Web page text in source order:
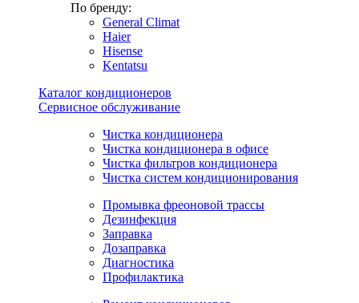
По бренду:
General Climat
Haier
Hisense
Kentatsu
Каталог кондиционеров
Сервисное обслуживание
Чистка кондиционера
Чистка кондиционера в офисе
Чистка фильтров кондиционера
Чистка систем кондиционирования
Промывка фреоновой трассы
Дезинфекция
Заправка
Дозаправка
Диагностика
Профилактика